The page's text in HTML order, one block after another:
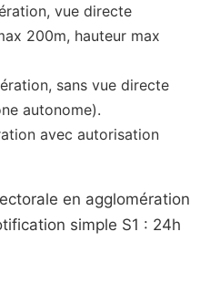
vue directe
200m, hauteur max
sans vue directe
autonome).
avec autorisation
en agglomération
simple S1 : 24h